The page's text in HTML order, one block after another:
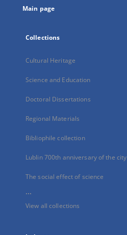
Main page
Collections
Cultural Heritage
Science and Education
Doctoral Dissertations
Regional Materials
Bibliophile collection
Lublin 700th anniversary of the city
The social effect of science
...
View all collections